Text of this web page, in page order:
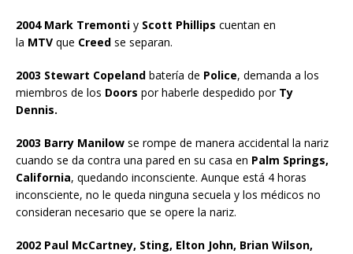
2004 Mark Tremonti y Scott Phillips cuentan en
la MTV que Creed se separan.
2003 Stewart Copeland batería de Police, demanda a los
miembros de los Doors por haberle despedido porTy
Dennis.
2003 Barry Manilow se rompe de manera accidental la nariz
cuando se da contra una pared en su casa en Palm Springs,
California, quedando inconsciente. Aunque está 4 horas
inconsciente, no le queda ninguna secuela y los médicos no
consideran necesario que se opere la nariz.
2002 Paul McCartney, Sting, Elton John, Brian Wilson,